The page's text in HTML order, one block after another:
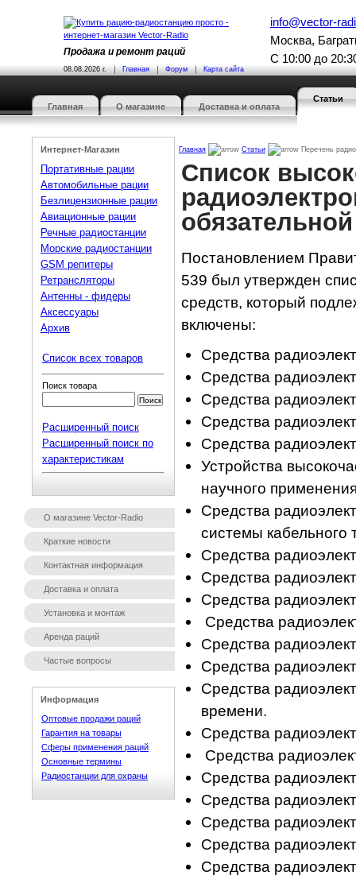
Продажа и ремонт раций
info@vector-
Москва,
С 10:00 до
08.08.2026 г. Главная Форум Карта сайта
Главная О магазине Доставка и оплата
Статьи
Интернет-Магазин
Портативные рации
Автомобильные рации
Безлицензионные рации
Авиационные рации
Речные радиостанции
Морские радиостанции
GSM репитеры
Ретрансляторы
Антенны - фидеры
Аксессуары
Архив
Список всех товаров
Поиск товара
Расширенный поиск
Расширенный поиск по
характеристикам
О магазине Vector-Radio
Краткие новости
Контактная информация
Доставка и оплата
Установка и монтаж
Аренда раций
Частые вопросы
Информация
Оптовые продажи раций
Гарантия на товары
Сферы применения раций
Основные термины
Радиостанции для охраны
Главная Статьи Перечень
Список
Постановлением
539 был утвержден
средств, который
включены:
Средства
Средства
Средства
Средства
Средства
Устройства
научного
Средства
системы кабельного
Средства
Средства
Средства
Средства
Средства
Средства
Средства
времени.
Средства
Средства
Средства
Средства
Средства
Средства
Средства